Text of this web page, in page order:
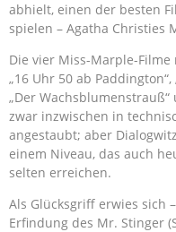
abhielt, einen der besten
spielen – Agatha Christies
Die vier Miss-Marple-
„16 Uhr 50 ab
„Der
zwar inzwischen in
angestaubt; aber
einem Niveau, das auch
selten erreichen.
Als Glücksgriff erwies sich
Erfindung des Mr. Stinger